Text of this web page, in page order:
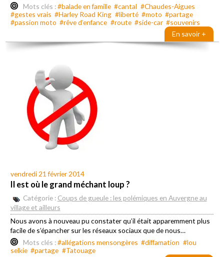
Mots clés :#balade en famille #cantal #Chaudes-Aigues
#gestes vrais #Harley Road King #liberté #moto #partage
#passion moto #rêve d’enfance #route #side-car #souvenirs
En savoir +
vendredi 21 février 2014
Il est où le grand méchant loup ?
Catégorie : Coups de gueule : les polémiques en Auvergne au
village et ailleurs
Nous avons à nouveau pu constater qu’il était apparemment plus
facile de s’épancher sur les réseaux sociaux que de nous…
Mots clés :#allégations mensongères #diffamation #lou
selkie #partage #Tatouage